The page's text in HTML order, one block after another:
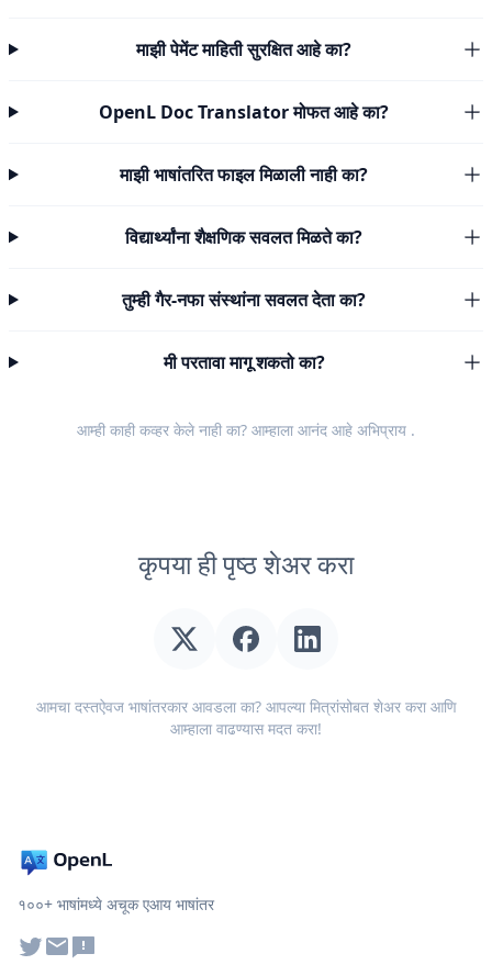
माझी पेमेंट माहिती सुरक्षित आहे का?
OpenL Doc Translator मोफत आहे का?
माझी भाषांतरित फाइल मिळाली नाही का?
विद्यार्थ्यांना शैक्षणिक सवलत मिळते का?
तुम्ही गैर-नफा संस्थांना सवलत देता का?
मी परतावा मागू शकतो का?
आम्ही काही कव्हर केले नाही का? आम्हाला आनंद आहे अभिप्राय .
कृपया ही पृष्ठ शेअर करा
आमचा दस्तऐवज भाषांतरकार आवडला का? आपल्या मित्रांसोबत शेअर करा आणि
आम्हाला वाढण्यास मदत करा!
१००+ भाषांमध्ये अचूक एआय भाषांतर